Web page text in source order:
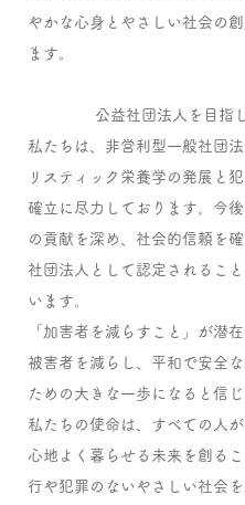
やかな心身とやさしい社会の創
ます。
公益社団法人を目指
私たちは、非営利型一般社団
リスティック栄養学の発展と
確立に尽力しております。今
の貢献を深め、社会的信頼を
社団法人として認定されるこ
います。
「加害者を減らすこと」が潜
被害者を減らし、平和で安全な
ための大きな一歩になると信じ
私たちの使命は、すべての人
心地よく暮らせる未来を創る
行や犯罪のないやさしい社会